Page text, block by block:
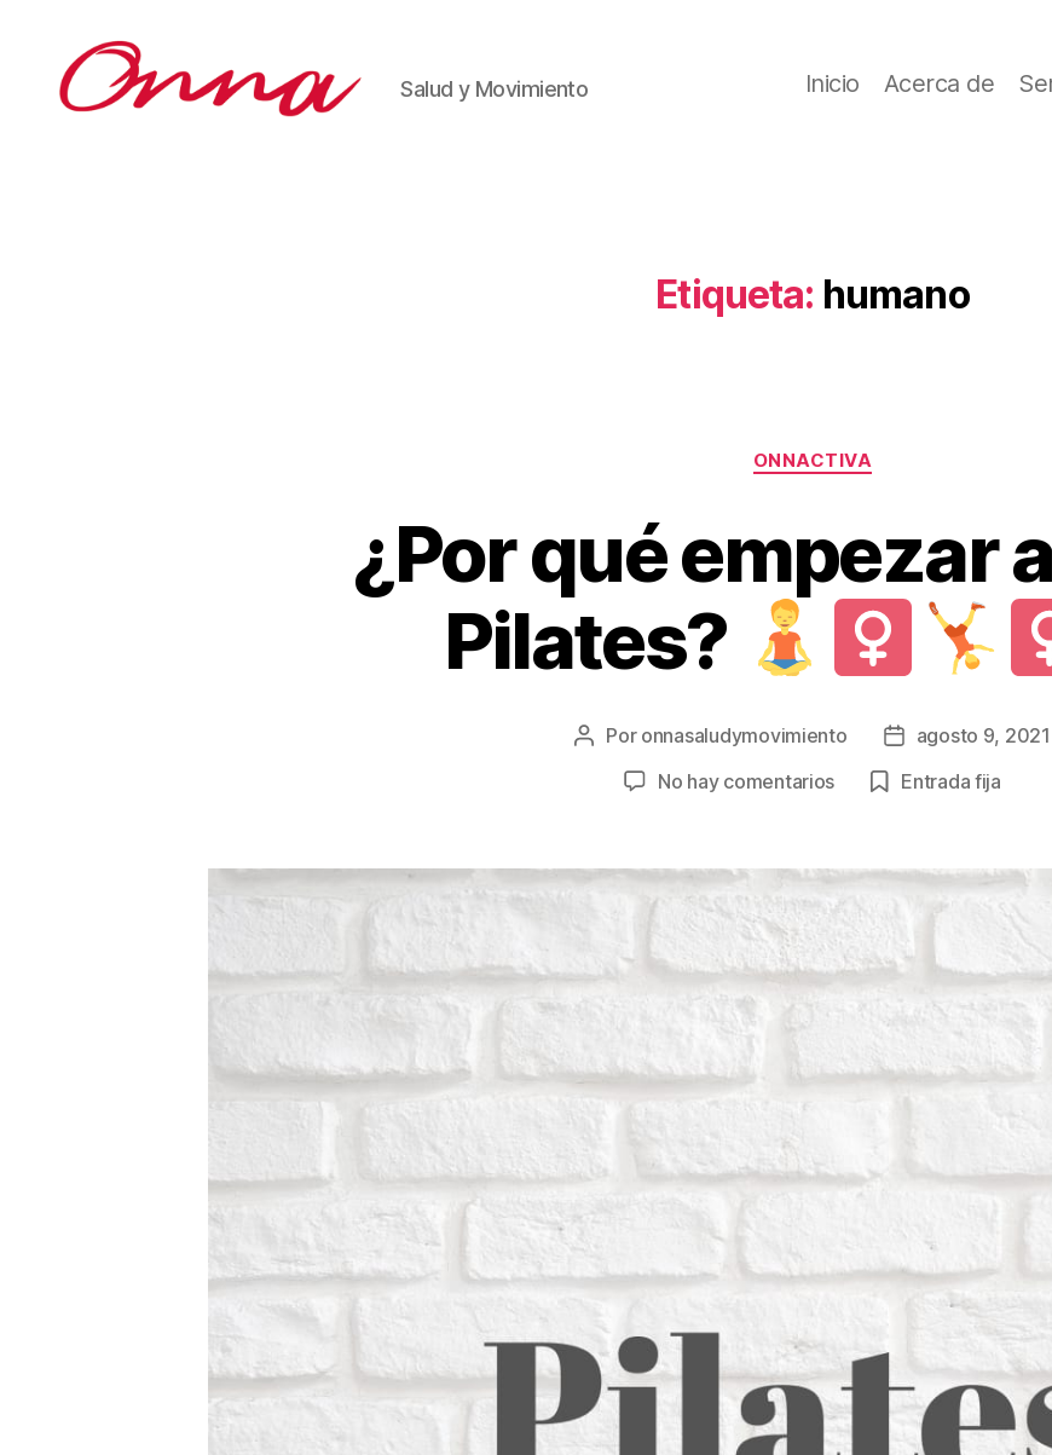
Salud y Movimiento Inicio Acerca de
Etiqueta: humano
Categorías
ONNACTIVA
¿Por qué empezar
Pilates?
Autor
Por onnasaludymovimiento
Fecha
la
agosto 9, 2021
No hay comentariosen
empezar
a
hacer
Pilates?
Entrada fija